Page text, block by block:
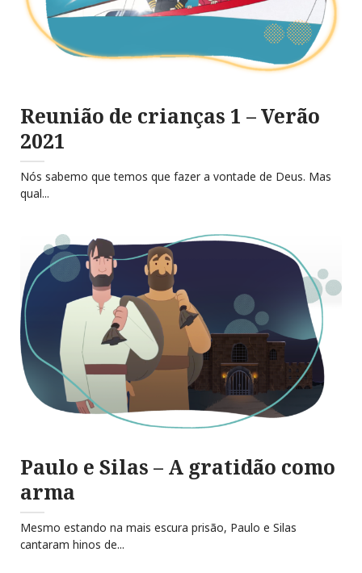
Reunião de crianças 1 – Verão
2021
Nós sabemo que temos que fazer a vontade de Deus. Mas
qual...
Paulo e Silas – A gratidão como
arma
Mesmo estando na mais escura prisão, Paulo e Silas
cantaram hinos de...